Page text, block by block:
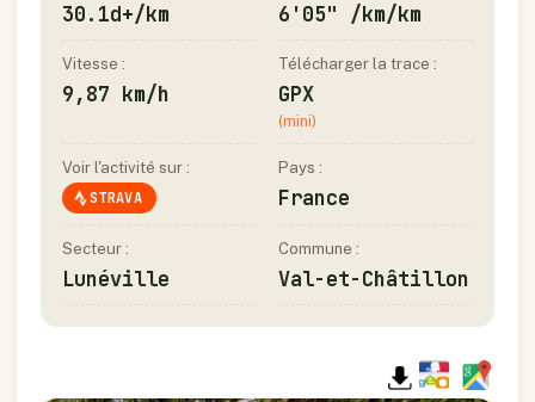
30.1d+/km 6'05" /km/km
Vitesse :
9,87 km/h
Télécharger la trace :
GPX
(mini)
Voir l'activité sur :
STRAVA
Pays :
France
Secteur :
Lunéville
Commune :
Val-et-Châtillon